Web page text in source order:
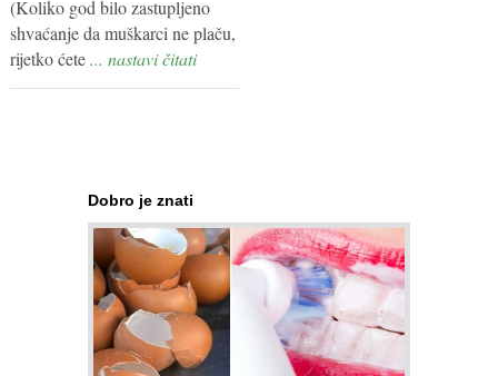
(Koliko god bilo zastupljeno
shvaćanje da muškarci ne plaču,
rijetko ćete... nastavi čitati
Dobro je znati